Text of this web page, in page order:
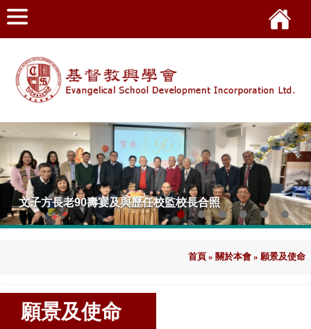
文子方長老90壽宴及與歷任校監校長合照
首頁 » 關於本會 » 願景及使命
願景及使命